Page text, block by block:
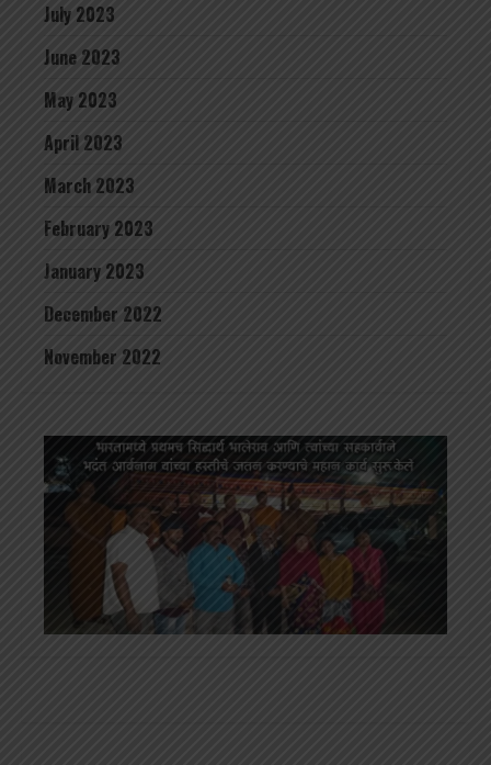
July 2023
June 2023
May 2023
April 2023
March 2023
February 2023
January 2023
December 2022
November 2022